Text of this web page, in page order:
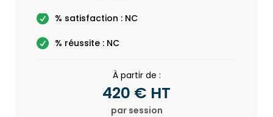
% satisfaction : NC
% réussite : NC
À partir de :
420 € HT
par session